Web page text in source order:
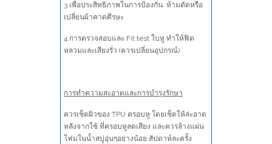
3.เพื่อประสิทธิภาพในการป้องกัน. ห้ามตัดหรือ
เปลี่ยนผ้าคาดศีรษะ
4.การตรวจสอบและ Fit test ใบหู ทำให้ฟิต
หลวมและเสียงรั่ว (ควรเปลี่ยนอุปกรณ์)
การทำความสะอาดและการบำรุงรักษา
ควรเช็ดผิวของ TPU ครอบหู โดยเช็ดให้ล่ะอาด
หลังจากใช้ ที่ครอบหูลดเสียง และควรล้างแผ่น
โฟมในน้ำสบู่อุ่นๆอย่างน้อย สัปดาห์ละครั้ง